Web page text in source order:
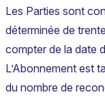
Les Parties sont
déterminée de
compter de la date
L’Abonnement est
du nombre de